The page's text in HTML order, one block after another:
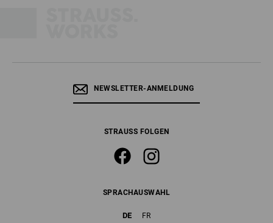
NEWSLETTER-ANMELDUNG
STRAUSS FOLGEN
SPRACHAUSWAHL
DE FR